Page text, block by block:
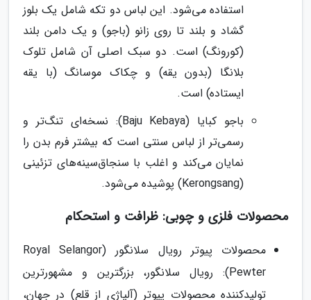
استفاده می‌شود. این لباس دو تکه شامل یک بلوز
گشاد و بلند تا روی زانو (باجو) و یک دامن بلند
(کورونگ) است. دو سبک اصلی آن شامل تلوک
بلانگا (بدون یقه) و چکاک موسانگ (با یقه
ایستاده) است.
باجو کبایا (Baju Kebaya): نسخه‌ای تنگ‌تر و
رسمی‌تر از لباس سنتی است که بیشتر فرم بدن را
نمایان می‌کند و اغلب با سنجاق‌سینه‌های تزئینی
(Kerongsang) پوشیده می‌شود.
محصولات فلزی و چوبی: ظرافت و استحکام
محصولات پیوتر رویال سلانگور (Royal Selangor
Pewter): رویال سلانگور، بزرگترین و مشهورترین
تولیدکننده محصولات پیوتر (آلیاژی از قلع) در جهان،